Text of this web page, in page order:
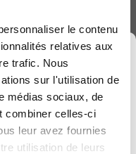
le contenu
relatives aux
trafic. Nous
sur l'utilisation de
médias sociaux, de
combiner celles-ci
leur avez fournies
utilisation de leurs
votre partenaire
mettant en
la structure et